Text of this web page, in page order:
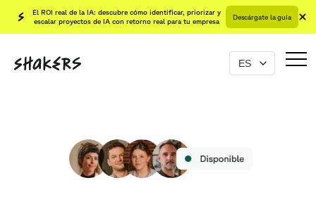
El ROI real de la IA: descubre cómo identificar, priorizar y
escalar proyectos de IA con retorno real para tu empresa
Descárgate la guía